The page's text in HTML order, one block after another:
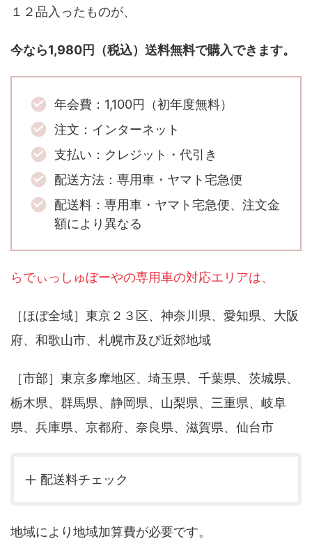
１２品入ったものが、
今なら1,980円（税込）送料無料で購入できます。
年会費：1,100円（初年度無料）
注文：インターネット
支払い：クレジット・代引き
配送方法：専用車・ヤマト宅急便
配送料：専用車・ヤマト宅急便、注文金
額により異なる
らでぃっしゅぼーやの専用車の対応エリアは、
［ほぼ全域］東京２３区、神奈川県、愛知県、大阪
府、和歌山市、札幌市及び近郊地域
［市部］東京多摩地区、埼玉県、千葉県、茨城県、
栃木県、群馬県、静岡県、山梨県、三重県、岐阜
県、兵庫県、京都府、奈良県、滋賀県、仙台市
配送料チェック
地域により地域加算費が必要です。